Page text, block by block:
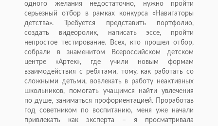
одного желания недостаточно, нужно пройти
серьезный отбор в рамках конкурса «Навигаторы
детства». Требуется представить портфолио,
создать видеоролик, написать эссе, пройти
непростое тестирование. Всех, кто прошел отбор,
собрали в знаменитом Всероссийском детском
центре «Артек», где учили новым формам
взаимодействия с ребятами, тому, как работать со
сложными детьми, вовлекать в работу неактивных
школьников, помогать учащимся найти увлечения
по душе, заниматься профориентацией. Проработав
год советником по воспитанию, меня уже начали
привлекать как эксперта – я просматривала